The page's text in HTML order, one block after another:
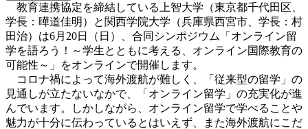
教育連携協定を締結している上智大学（東京都千代田区、
学長：曄道佳明）と関西学院大学（兵庫県西宮市、学長：村
田治）は6月20日（日）、合同シンポジウム「オンライン留
学を語ろう！～学生とともに考える、オンライン国際教育の
可能性～」をオンラインで開催します。
コロナ禍によって海外渡航が難しく、「従来型の留学」の
見通しが立たないなかで、「オンライン留学」の充実化が進
んでいます。しかしながら、オンライン留学で学べることや
魅力が十分に伝わっているとはいえず、また海外渡航にこだ